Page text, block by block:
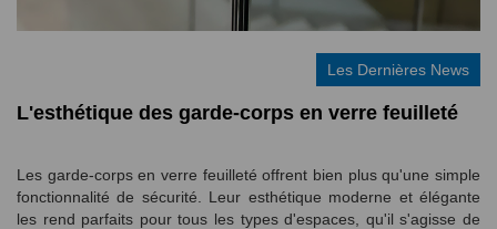
Les Dernières News
L'esthétique des garde-corps en verre feuilleté
Les garde-corps en verre feuilleté offrent bien plus qu'une simple
fonctionnalité de sécurité. Leur esthétique moderne et élégante
les rend parfaits pour tous les types d'espaces, qu'il s'agisse de